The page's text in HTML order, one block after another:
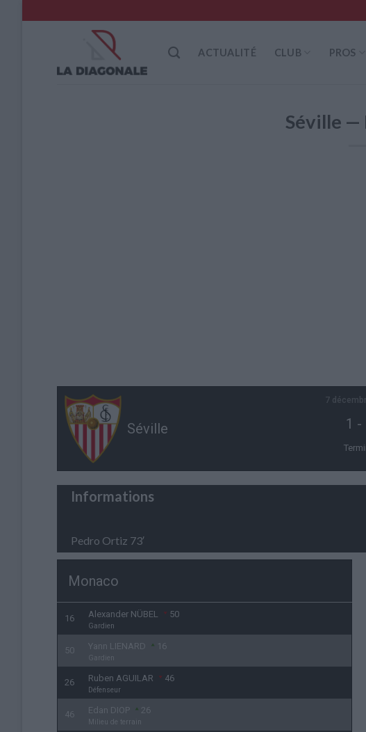
to
ACTUALITÉ CLUB PROS
Séville —
Séville
7
1 -
Informations
Pedro Ortiz 73′
Monaco
16 Alexander NÜBEL 50
Gardien
50 Yann LIENARD 16
Gardien
26 Ruben AGUILAR 46
Défenseur
46 Edan DIOP 26
Milieu de terrain